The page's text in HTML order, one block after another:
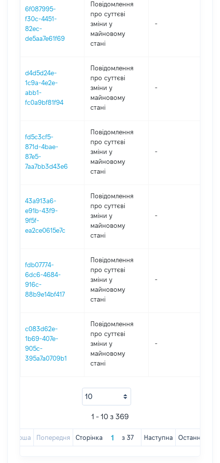
6f087995-
f30c-4451-
82ec-
de5aa7e61f69
Повідомлення
про суттєві
зміни y
майновому
стані
-
d4d5d24e-
1c9a-4e2e-
abb1-
fc0a9bf81f94
Повідомлення
про суттєві
зміни y
майновому
стані
-
fd5c3cf5-
871d-4bae-
87e5-
7aa7bb3d43e6
Повідомлення
про суттєві
зміни y
майновому
стані
-
43a913a6-
e91b-43f9-
9f5f-
ea2ce0615e7c
Повідомлення
про суттєві
зміни y
майновому
стані
-
fdb07774-
6dc6-4684-
916c-
88b9e14bf417
Повідомлення
про суттєві
зміни y
майновому
стані
-
c083d62e-
1b69-407e-
905c-
395a7a0709b1
Повідомлення
про суттєві
зміни y
майновому
стані
-
1 - 10 з 369
Перша Попередня Сторінка з 37 Наступна Остання